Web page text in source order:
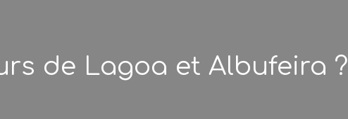
de Lagoa et Albufeira ?